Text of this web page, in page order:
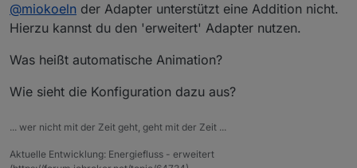
Gerne würde ich Euch bitten, die aktuellen Möglichkeiten
Zu installieren ist dieser über:
Anzeige ist über den Instanz Link möglich. Dieser kann
werden.
Bisher unterstützt der Adapter folgendes:
zusammen zu fassen. Das Heist das diese direkt
addiert werden?
Und ich bekomme die Automatische Animation nicht
aktiviert bzw. diese ist aktiviert aber es zeigt sich
Sonst Hammer der Adapter
@miokoeln der Adapter unterstützt eine Addition nicht.
Hierzu kannst du den 'erweitert' Adapter nutzen.
Was heißt automatische Animation?
Wie sieht die Konfiguration dazu aus?
... wer nicht mit der Zeit geht, geht mit der Zeit ...
Aktuelle Entwicklung: Energiefluss - erweitert